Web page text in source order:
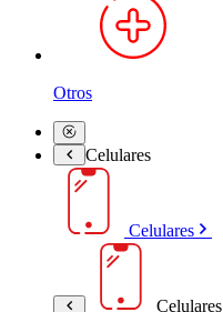
Otros
Celulares
Celulares
Celulares